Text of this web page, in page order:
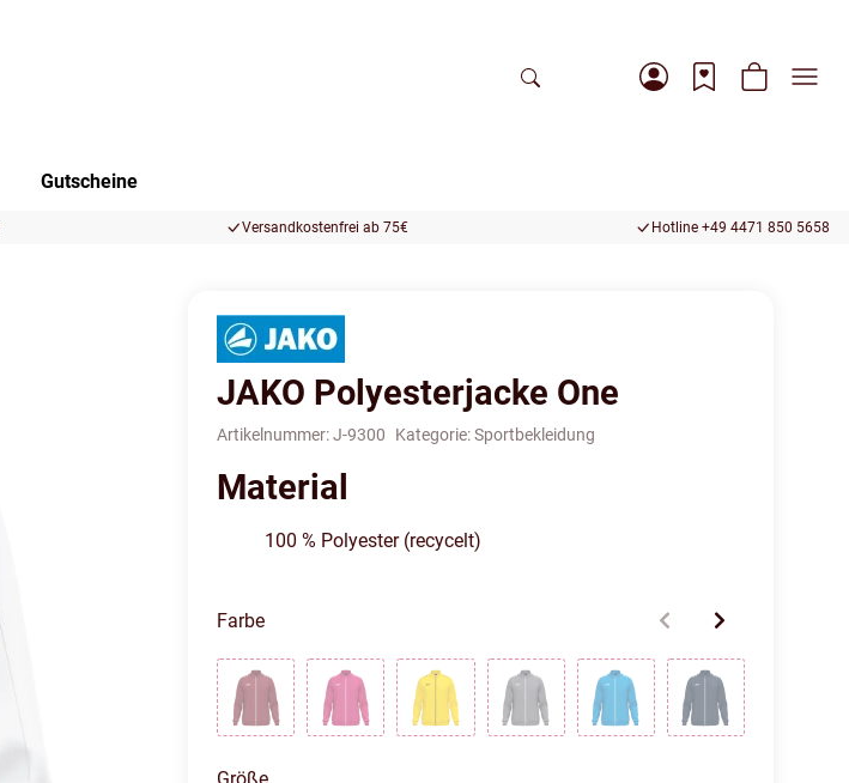
Gutscheine
Versandkostenfrei ab 75€ Hotline +49 4471 850 5658
JAKO Polyesterjacke One
Artikelnummer:J-9300 Kategorie:Sportbekleidung
Material
100 % Polyester (recycelt)
Farbe